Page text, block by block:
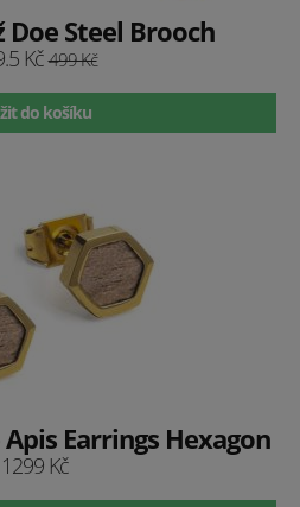
Doe Steel Brooch
Kč499 Kč
do košíku
Earrings Hexagon
1299 Kč